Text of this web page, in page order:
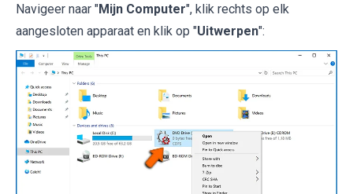
Navigeer naar "Mijn Computer", klik rechts op elk
aangesloten apparaat en klik op "Uitwerpen":